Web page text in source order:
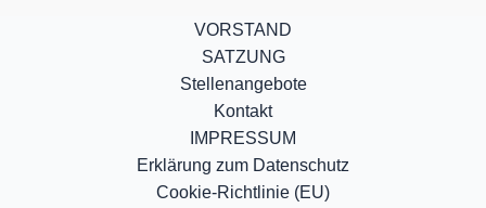
VORSTAND
SATZUNG
Stellenangebote
Kontakt
IMPRESSUM
Erklärung zum Datenschutz
Cookie-Richtlinie (EU)